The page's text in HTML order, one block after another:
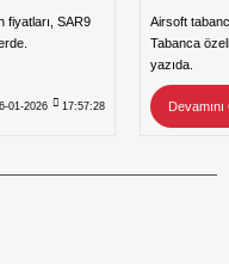
fiyatları, SAR9
01-2026 17:57:28
Airsoft
Tabanca
yazıda.